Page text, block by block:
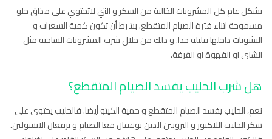
بشكل عام كل المشروبات الخالية من السكر و التي لاتحتوي على مذاق حلو
مسموحة اثناء فترة الصيام المتقطع. بشرط أن تكون كمية السعرات و
النشويات داخلها قليلة جدا. و ذلك من خلال شرب المشروبات الساخنة مثل
الشاي او القهوة او القرفة.
هل شرب الحليب يفسد الصيام المتقطع؟
نعم، الحليب يفسد الصيام المتقطع و حمية الكيتو أيضا. فالحليب يحتوي على
سكر الحليب اللاكتوز و البروتين الذين يوقفان معا الصيام و يرفعان الانسولين.